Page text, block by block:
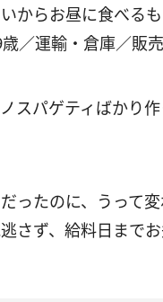
からお昼に食べる
／運輸・倉庫／販売
スパゲティばかり
ったのに、うって
さず、給料日まで